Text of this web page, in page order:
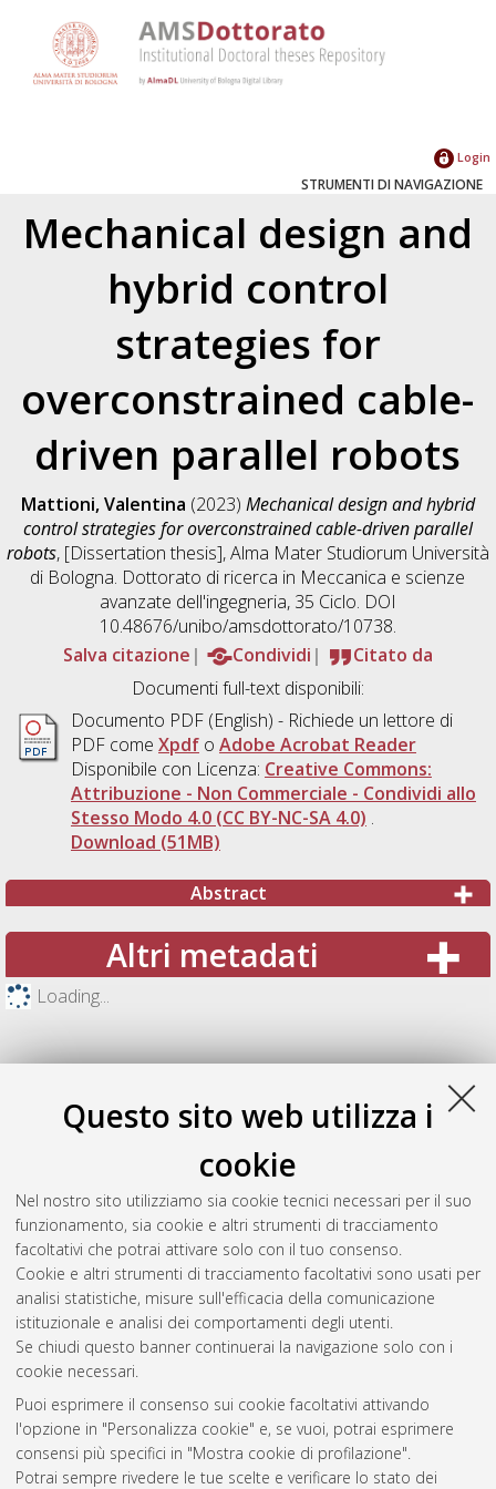
Questo sito web utilizza i
cookie
Nel nostro sito utilizziamo sia cookie tecnici necessari per il suo
funzionamento, sia cookie e altri strumenti di tracciamento
facoltativi che potrai attivare solo con il tuo consenso.
Cookie e altri strumenti di tracciamento facoltativi sono usati per
analisi statistiche, misure sull'efficacia della comunicazione
istituzionale e analisi dei comportamenti degli utenti.
Se chiudi questo banner continuerai la navigazione solo con i
cookie necessari.
Puoi esprimere il consenso sui cookie facoltativi attivando
l'opzione in "Personalizza cookie" e, se vuoi, potrai esprimere
consensi più specifici in "Mostra cookie di profilazione".
Potrai sempre rivedere le tue scelte e verificare lo stato dei
Login
STRUMENTI DI NAVIGAZIONE
Mechanical design and
hybrid control
strategies for
overconstrained cable-
driven parallel robots
Mattioni, Valentina (2023) Mechanical design and hybrid
control strategies for overconstrained cable-driven parallel
robots, [Dissertation thesis], Alma Mater Studiorum Università
di Bologna. Dottorato di ricerca in Meccanica e scienze
avanzate dell'ingegneria, 35 Ciclo. DOI
10.48676/unibo/amsdottorato/10738.
Salva citazione
Condividi
Citato da
Documenti full-text disponibili:
Documento PDF(English) - Richiede un lettore di
PDF come Xpdfo Adobe Acrobat Reader
Disponibile con Licenza: Creative Commons:
Attribuzione - Non Commerciale - Condividi allo
Stesso Modo 4.0 (CC BY-NC-SA 4.0) .
Download (51MB)
Abstract
Altri metadati
Loading...
Gestione del documento:
Atom
Rss 1.0
Rss 2.0